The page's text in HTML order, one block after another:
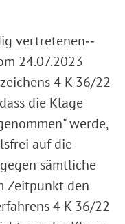
vertretenen‑‑
24.07.2023
4 K 36/22
die Klage
werde,
auf die
sämtliche
Zeitpunkt den
4 K 36/22